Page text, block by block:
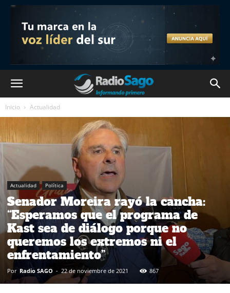
Inicio Actualidad
Actualidad Política
Senador Moreira rayó la cancha:
“Esperamos que el programa de
Kast sea de diálogo porque no
queremos los extremos ni el
enfrentamiento”
Por Radio SAGO - 22 de noviembre de 2021 867